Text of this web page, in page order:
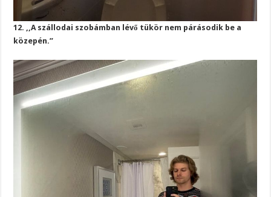
12. ,,A szállodai szobámban lévő tükör nem párásodik be a
közepén.”